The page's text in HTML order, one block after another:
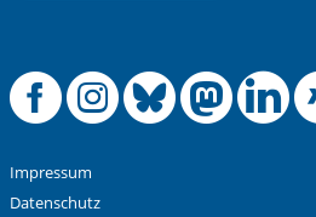
Anti-Roboter-
Alle Informationen zum Schutz
Offizielle
Impressum
Datenschutz